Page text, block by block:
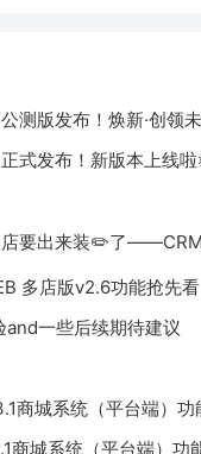
测版发布！焕新·创领
式发布！新版本上线啦
要出来装✏️了
多店版v2.6功能抢先看
and一些后续期待建议
商城系统（平台端）功
商城系统（平台端）功